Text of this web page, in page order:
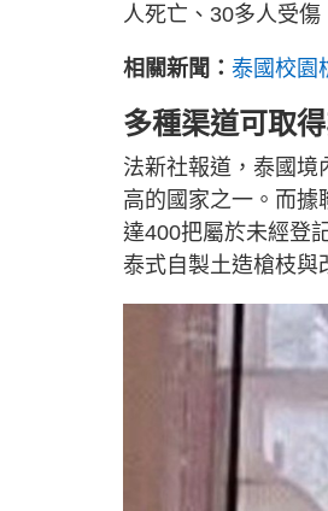
人死亡、30多人受
相關新聞： 泰國校園
多種渠道可取
法新社報道，泰國境
高的國家之一。而據
達400把屬於未經登
泰式自製土造槍枝與